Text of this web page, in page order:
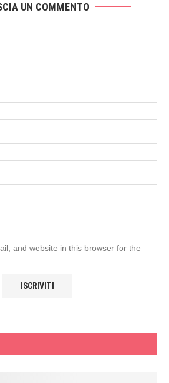
UN COMMENTO
and website in this browser for the